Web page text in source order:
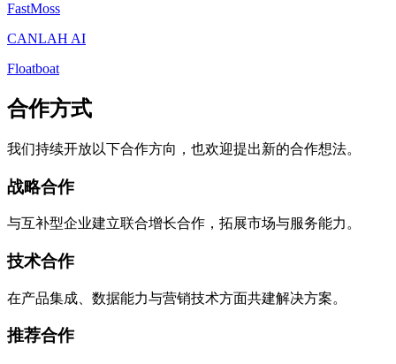
FastMoss
CANLAH AI
Floatboat
合作方式
我们持续开放以下合作方向，也欢迎提出新的合作想法。
战略合作
与互补型企业建立联合增长合作，拓展市场与服务能力。
技术合作
在产品集成、数据能力与营销技术方面共建解决方案。
推荐合作